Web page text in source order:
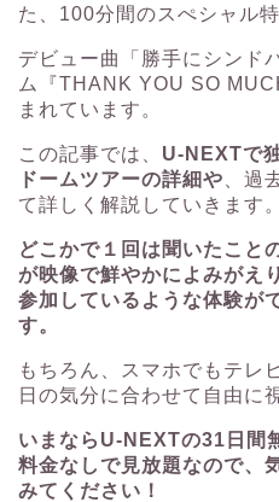
た、100分間のスぺシャル特
デビュー曲「勝手にシンド
ム『THANK YOU SO
まれています。
この記事では、 U-NEXTで
ドームツアーの詳細や 、過
て詳しく解説していきます。
どこかで１回は聞いたこと
が映像で鮮やかによみがえ
参加しているような体験が
す。
もちろん、スマホでもテレ
日の気分に合わせて自由に
いまならU-NEXTの31日間
料金なしで見放題なので、
みてください！